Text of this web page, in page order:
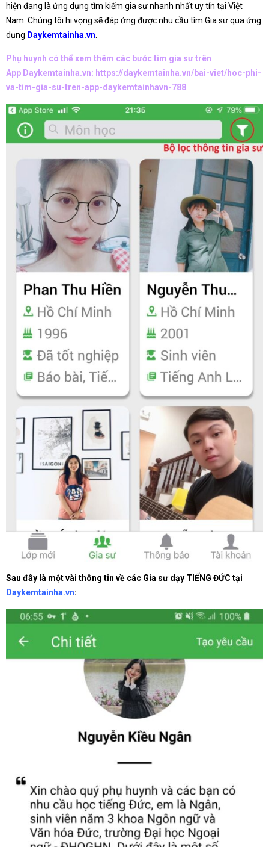
hiện đang là ứng dụng tìm kiếm gia sư nhanh nhất uy tín tại Việt
Nam. Chúng tôi hi vọng sẽ đáp ứng được nhu cầu tìm Gia sư qua ứng
dụng Daykemtainha.vn
Phụ huynh có thể xem thêm các bước tìm gia sư trên
App Daykemtainha.vn: https://daykemtainha.vn/bai-viet/hoc-phi-
va-tim-gia-su-tren-app-daykemtainhavn-788
Sau đây là một vài thông tin về các Gia sư dạy TIẾNG ĐỨC tại
Daykemtainha.vn: